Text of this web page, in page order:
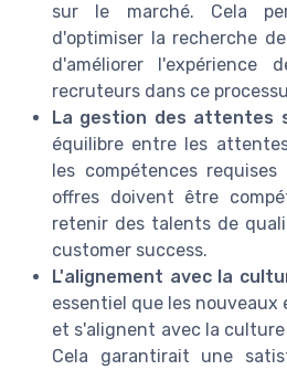
sur le marché. Cela
d'optimiser la recherche
d'améliorer l'expérience
recruteurs dans ce
La gestion des attentes
équilibre entre les
les compétences
offres doivent être
retenir des talents de
customer success.
L'alignement avec la
essentiel que les nouveaux
et s'alignent avec la
Cela garantirait une